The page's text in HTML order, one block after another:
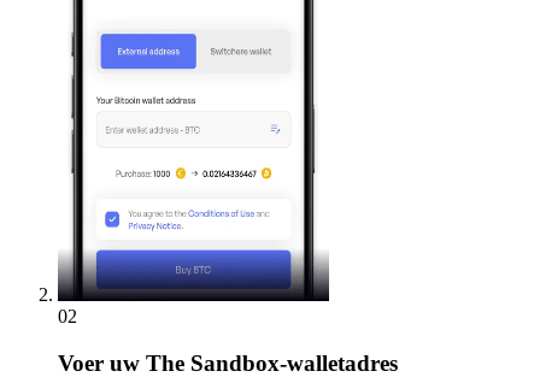
02
Voer uw The Sandbox-walletadres